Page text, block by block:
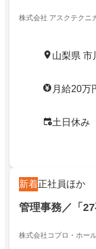
株式会社 アスクテクニ
山梨県 市
月給20万
土日休み
新着正社員ほか
管理事務／「
株式会社コプロ・ホー